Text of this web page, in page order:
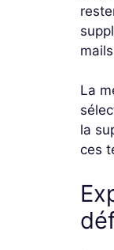
La
la
ces